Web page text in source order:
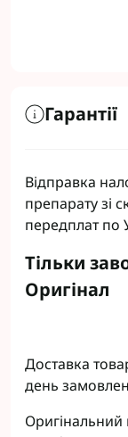
Гарантії
Відправка
препарату зі
передплат по
Тільки
Оригінал
Доставка
день
Оригінальний